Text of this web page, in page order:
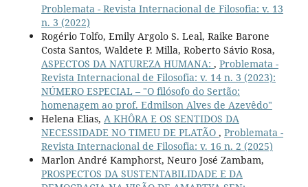
Problemata - Revista Internacional de Filosofia: v. 13
n. 3 (2022)
Rogério Tolfo, Emily Argolo S. Leal, Raike Barone
Costa Santos, Waldete P. Milla, Roberto Sávio Rosa,
ASPECTOS DA NATUREZA HUMANA: , Problemata -
Revista Internacional de Filosofia: v. 14 n. 3 (2023):
NÚMERO ESPECIAL – "O filósofo do Sertão:
homenagem ao prof. Edmilson Alves de Azevêdo"
Helena Elias, A KHÔRA E OS SENTIDOS DA
NECESSIDADE NO TIMEU DE PLATÃO , Problemata -
Revista Internacional de Filosofia: v. 16 n. 2 (2025)
Marlon André Kamphorst, Neuro José Zambam,
PROSPECTOS DA SUSTENTABILIDADE E DA